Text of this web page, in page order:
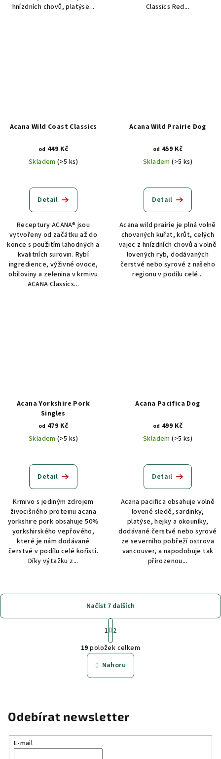
hnízdních chovů, platýse...
Classics Red...
Acana Wild Coast Classics
od 449 Kč
Skladem(>5 ks)
Detail
Receptury ACANA® jsou
vytvořeny od začátku až do
konce s použitím lahodných a
kvalitních surovin. Rybí
ingredience, výživné ovoce,
obiloviny a zelenina v krmivu
ACANA Classics...
Acana Wild Prairie Dog
od 459 Kč
Skladem(>5 ks)
Detail
Acana wild prairie je plná volně
chovaných kuřat, krůt, celých
vajec z hnízdních chovů a volně
lovených ryb, dodávaných
čerstvé nebo syrové z našeho
regionu v podílu celé...
Acana Yorkshire Pork
Singles
od 479 Kč
Skladem(>5 ks)
Detail
Krmivo s jediným zdrojem
živocišného proteinu acana
yorkshire pork obsahuje 50%
yorkshirského vepřového,
které je nám dodávané
čerstvé v podílu celé kořisti.
Díky výtažku z...
Acana Pacifica Dog
od 499 Kč
Skladem(>5 ks)
Detail
Acana pacifica obsahuje volně
lovené sledě, sardinky,
platýse, hejky a okouníky,
dodávané čerstvé nebo syrové
ze severního pobřeží ostrova
vancouver, a napodobuje tak
přirozenou...
O
v
l
á
í
Načíst 7 dalších
S
t
r
á
n
k
o
í
1 2
19 položek celkem
Nahoru
Odebírat newsletter
E-mail